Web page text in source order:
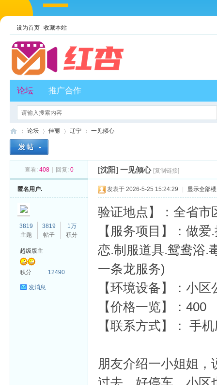
设为首页 收藏本站
论坛 推广合作
论坛
›
佳丽
›
辽宁 一见倾心
查看: 408 回复: 0 [沈阳]一见倾心 [复制链接]
匿名用户.
3819
主题
3819
帖子
1万
积分
超级版主
积分 12490
发消息
发表于 2026-5-25 15:24:29 显示全部
验证地点】：全省市
【服务项目】：做
恋.制服道具.鸳鸯浴.
一条龙服务)
【环境设备】：小区
【价格一览】：400
【联系方式】： 手
朋友介绍一小姐姐